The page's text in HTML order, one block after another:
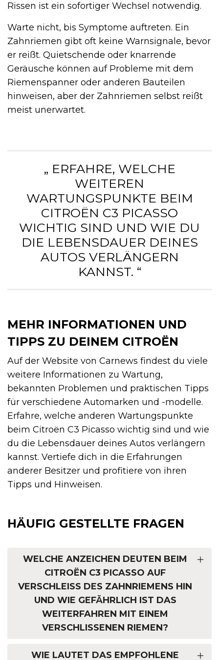
Rissen ist ein sofortiger Wechsel notwendig.
Warte nicht, bis Symptome auftreten. Ein
Zahnriemen gibt oft keine Warnsignale, bevor
er reißt. Quietschende oder knarrende
Geräusche können auf Probleme mit dem
Riemenspanner oder anderen Bauteilen
hinweisen, aber der Zahnriemen selbst reißt
meist unerwartet.
„ ERFAHRE, WELCHE
WEITEREN
WARTUNGSPUNKTE BEIM
CITROËN C3 PICASSO
WICHTIG SIND UND WIE DU
DIE LEBENSDAUER DEINES
AUTOS VERLÄNGERN
KANNST. “
MEHR INFORMATIONEN UND
TIPPS ZU DEINEM CITROËN
Auf der Website von Carnews findest du viele
weitere Informationen zu Wartung,
bekannten Problemen und praktischen Tipps
für verschiedene Automarken und -modelle.
Erfahre, welche anderen Wartungspunkte
beim Citroën C3 Picasso wichtig sind und wie
du die Lebensdauer deines Autos verlängern
kannst. Vertiefe dich in die Erfahrungen
anderer Besitzer und profitiere von ihren
Tipps und Hinweisen.
HÄUFIG GESTELLTE FRAGEN
WELCHE ANZEICHEN DEUTEN BEIM
CITROËN C3 PICASSO AUF
VERSCHLEISS DES ZAHNRIEMENS HIN U
ND WIE GEFÄHRLICH IST DAS W
EITERFAHREN MIT EINEM V
ERSCHLISSENEN RIEMEN?
WIE LAUTET DAS EMPFOHLENE